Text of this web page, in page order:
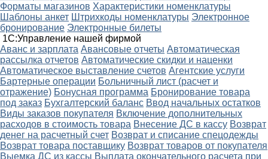
Форматы магазинов Характеристики номенклатуры
Шаблоны анкет Штрихкоды номенклатуры Электронное
бронирование Электронные билеты
1С:Управление нашей фирмой
Аванс и зарплата Авансовые отчеты Автоматическая
рассылка отчетов Автоматические скидки и наценки
Автоматическое выставление счетов Агентские услуги
Бартерные операции Больничный лист (расчет и
отражение) Бонусная программа Бронирование товара
под заказ Бухгалтерский баланс Ввод начальных остатков
Виды заказов покупателя Включение дополнительных
расходов в стоимость товара Внесение ДС в кассу Возврат
денег на расчетный счет Возврат и списание спецодежды
Возврат товара поставщику Возврат товаров от покупателя
Выемка ДС из кассы Выплата окончательного расчета при